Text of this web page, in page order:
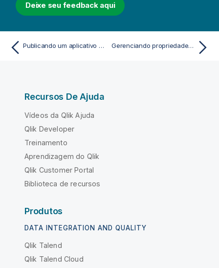
Deixe seu feedback aqui
Publicando um aplicativo do hub Gerenciando propriedades do aplicativo
Recursos De Ajuda
Vídeos da Qlik Ajuda
Qlik Developer
Treinamento
Aprendizagem do Qlik
Qlik Customer Portal
Biblioteca de recursos
Produtos
DATA INTEGRATION AND QUALITY
Qlik Talend
Qlik Talend Cloud